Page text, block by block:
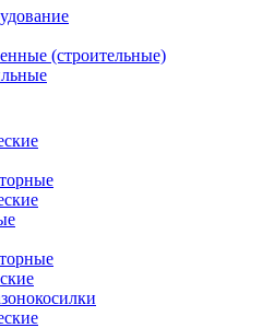
(строительные)